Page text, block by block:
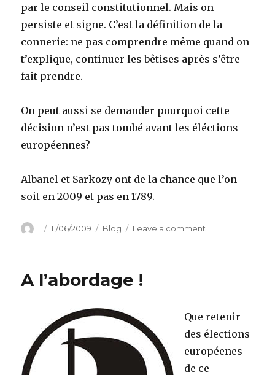
par le conseil constitutionnel. Mais on
persiste et signe. C’est la définition de la
connerie: ne pas comprendre même quand on
t’explique, continuer les bêtises après s’être
fait prendre.
On peut aussi se demander pourquoi cette
décision n’est pas tombé avant les éléctions
européennes?
Albanel et Sarkozy ont de la chance que l’on
soit en 2009 et pas en 1789.
Author
Posted
11/06/2009 Categories
Blog Leave a comment
A l’abordage !
Que retenir
des élections
européenes
de ce